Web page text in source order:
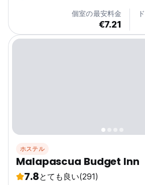
個室の最安料金
€7.21
ホステル
Malapascua Budget Inn
7.8とても良い(291)